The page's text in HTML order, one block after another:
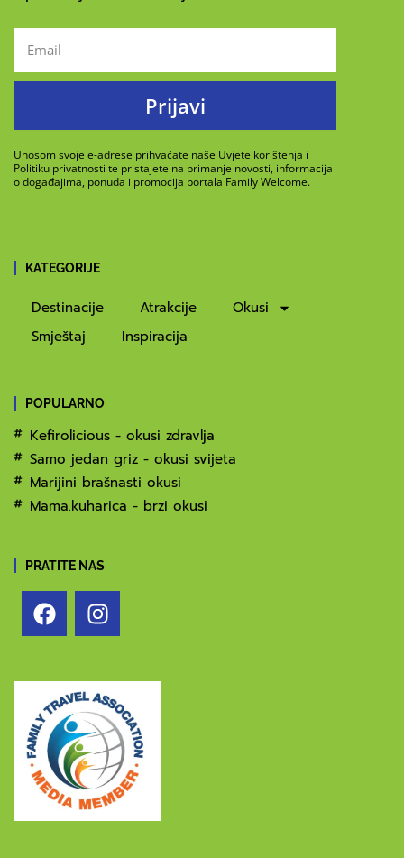
Prijavi
Unosom svoje e-adrese prihvaćate naše Uvjete korištenja i
Politiku privatnosti te pristajete na primanje novosti, informacija
o događajima, ponuda i promocija portala Family Welcome.
KATEGORIJE
Destinacije Atrakcije
Okusi
Smještaj
Inspiracija
POPULARNO
Kefirolicious - okusi zdravlja
Samo jedan griz - okusi svijeta
Marijini brašnasti okusi
Mama.kuharica - brzi okusi
PRATITE NAS